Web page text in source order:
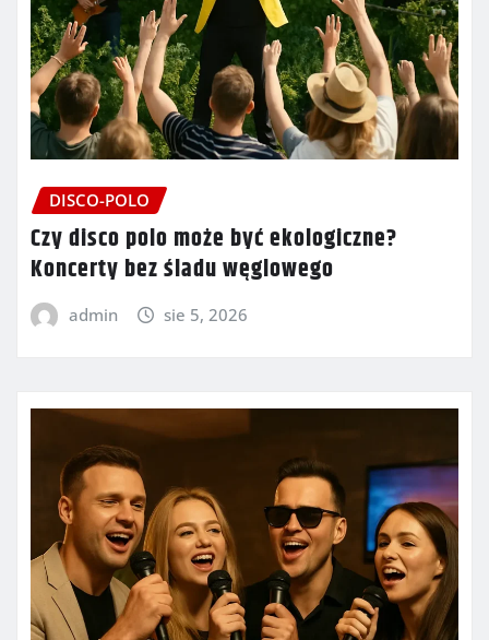
DISCO-POLO
Czy disco polo może być ekologiczne?
Koncerty bez śladu węglowego
admin sie 5, 2026